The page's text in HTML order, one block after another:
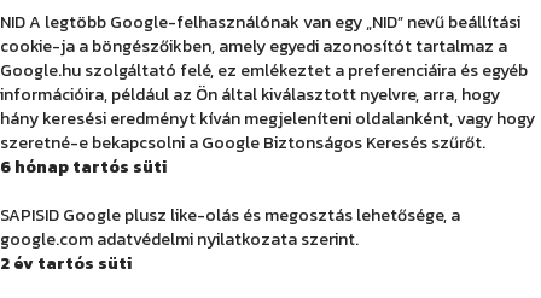
NID A legtöbb Google-felhasználónak van egy „NID” nevű beállítási
cookie-ja a böngészőikben, amely egyedi azonosítót tartalmaz a
Google.hu szolgáltató felé, ez emlékeztet a preferenciáira és egyéb
információira, például az Ön által kiválasztott nyelvre, arra, hogy
hány keresési eredményt kíván megjeleníteni oldalanként, vagy hogy
szeretné-e bekapcsolni a Google Biztonságos Keresés szűrőt.
6 hónap tartós süti
SAPISID Google plusz like-olás és megosztás lehetősége, a
google.com adatvédelmi nyilatkozata szerint.
2 év tartós süti